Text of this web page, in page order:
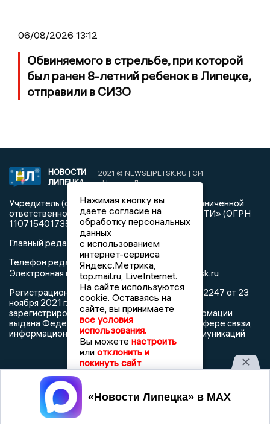
06/08/2026 13:12
Обвиняемого в стрельбе, при которой
был ранен 8-летний ребенок в Липецке,
отправили в СИЗО
НОВОСТИ
ЛИПЕЦКА
2021 © NEWSLIPETSK.RU | СИ
«Новости Липецка»
Учредитель (соучредители): Общество с ограниченной
ответственностью «РЕГИОНАЛЬНЫЕ НОВОСТИ» (ОГРН
1107154017354)
Главный редактор: Герцог Е.Г.
Телефон редакции: +7 903 699 9427
Электронная почта редакции:info@newslipetsk.ru
Регистрационный номер: серия Эл № ФС77-82247 от 23
ноября 2021 г. согласно выписке из реестра
зарегистрированных средств массовой информации
выдана Федеральной службой по надзору в сфере связи,
информационных технологий и массовых коммуникаций
Нажимая кнопку вы
даете согласие на
обработку персональных
данных
с использованием
интернет-сервиса
Яндекс.Метрика,
top.mail.ru, LiveInternet.
На сайте используются
cookie. Оставаясь на
сайте, вы принимаете
все условия
использования.
Вы можете настроить
или отклонить и
покинуть сайт
Принять